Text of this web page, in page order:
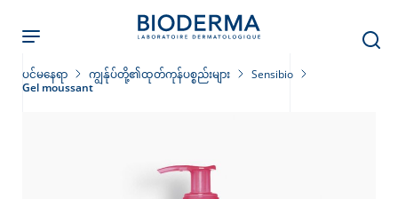
content
ပင်မနေရာ ကျွန်ုပ်တို့၏ထုတ်ကုန်ပစ္စည်းများ
Sensibio
Gel moussant